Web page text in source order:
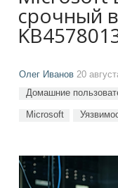
срочный
Олег Иванов 20
Домашние
Microsoft